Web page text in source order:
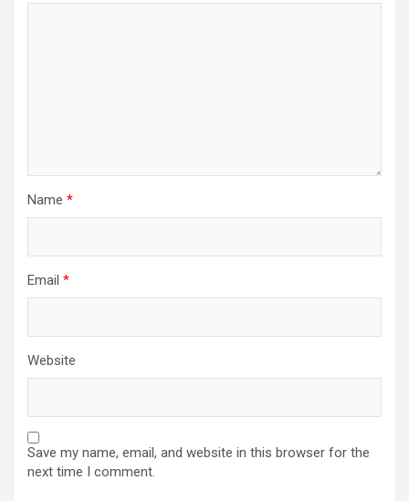
Name *
Email *
Website
Save my name, email, and website in this browser for the
next time I comment.